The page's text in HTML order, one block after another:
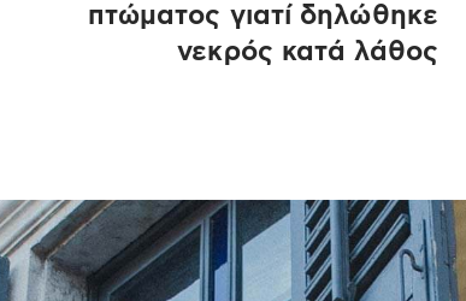
πτώματος γιατί δηλώθηκε
νεκρός κατά λάθος